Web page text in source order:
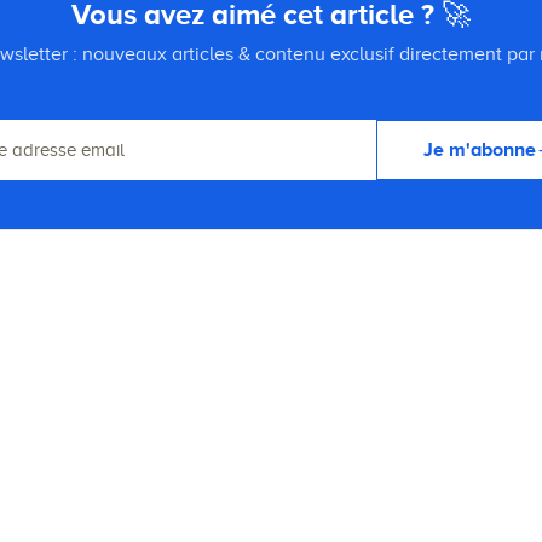
Vous avez aimé cet article ? 🚀
: nouveaux articles & contenu exclusif directement par
Je m'abonne